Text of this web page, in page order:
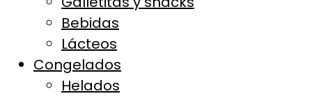
Bebidas
Lácteos
Congelados
Helados